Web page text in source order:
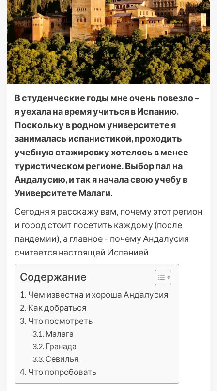
В студенческие годы мне очень повезло –
я уехала на время учиться в Испанию.
Поскольку в родном университете я
занималась испанистикой, проходить
учебную стажировку хотелось в менее
туристическом регионе. Выбор пал на
Андалусию, и так я начала свою учебу в
Университете Малаги.
Сегодня я расскажу вам, почему этот регион
и город стоит посетить каждому (после
пандемии), а главное – почему Андалусия
считается настоящей Испанией.
Содержание
Чем известна и хороша Андалусия
Как добраться
Что посмотреть
Малага
Гранада
Севилья
Что попробовать